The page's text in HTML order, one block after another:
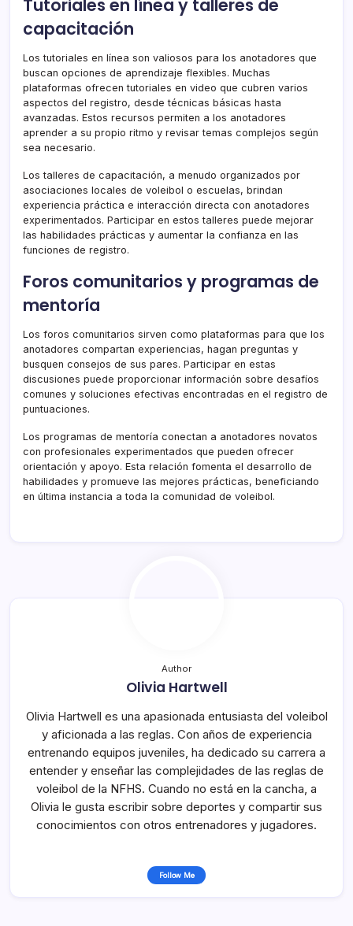
Tutoriales en línea y talleres de
capacitación
Los tutoriales en línea son valiosos para los anotadores que
buscan opciones de aprendizaje flexibles. Muchas
plataformas ofrecen tutoriales en video que cubren varios
aspectos del registro, desde técnicas básicas hasta
avanzadas. Estos recursos permiten a los anotadores
aprender a su propio ritmo y revisar temas complejos según
sea necesario.
Los talleres de capacitación, a menudo organizados por
asociaciones locales de voleibol o escuelas, brindan
experiencia práctica e interacción directa con anotadores
experimentados. Participar en estos talleres puede mejorar
las habilidades prácticas y aumentar la confianza en las
funciones de registro.
Foros comunitarios y programas de
mentoría
Los foros comunitarios sirven como plataformas para que los
anotadores compartan experiencias, hagan preguntas y
busquen consejos de sus pares. Participar en estas
discusiones puede proporcionar información sobre desafíos
comunes y soluciones efectivas encontradas en el registro de
puntuaciones.
Los programas de mentoría conectan a anotadores novatos
con profesionales experimentados que pueden ofrecer
orientación y apoyo. Esta relación fomenta el desarrollo de
habilidades y promueve las mejores prácticas, beneficiando
en última instancia a toda la comunidad de voleibol.
Author
Olivia Hartwell
Olivia Hartwell es una apasionada entusiasta del voleibol
y aficionada a las reglas. Con años de experiencia
entrenando equipos juveniles, ha dedicado su carrera a
entender y enseñar las complejidades de las reglas de
voleibol de la NFHS. Cuando no está en la cancha, a
Olivia le gusta escribir sobre deportes y compartir sus
conocimientos con otros entrenadores y jugadores.
Follow Me